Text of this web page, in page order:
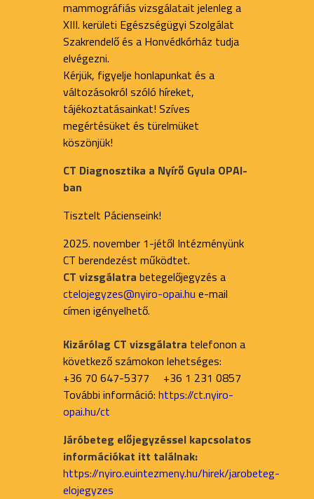
mammográfiás vizsgálatait jelenleg a
XIII. kerületi Egészségügyi Szolgálat
Szakrendelő és a Honvédkórház tudja
elvégezni.
Kérjük, figyelje honlapunkat és a
változásokról szóló híreket,
tájékoztatásainkat! Szíves
megértésüket és türelmüket
köszönjük!
CT Diagnosztika a Nyírő Gyula OPAI-
ban
Tisztelt Pácienseink!
2025. november 1-jétől Intézményünk
CT berendezést működtet.
CT vizsgálatra betegelőjegyzés a
ctelojegyzes@nyiro-opai.hu e-mail
címen igényelhető.
Kizárólag CT vizsgálatra telefonon a
következő számokon lehetséges:
+36 70 647-5377 +36 1 231 0857
További információ: https://ct.nyiro-
opai.hu/ct
Járóbeteg előjegyzéssel kapcsolatos
információkat itt találnak:
https://nyiro.euintezmeny.hu/hirek/jarobeteg-
elojegyzes